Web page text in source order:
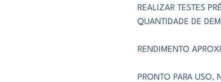
REALIZAR TESTES
QUANTIDADE DE
RENDIMENTO
PRONTO PARA USO,